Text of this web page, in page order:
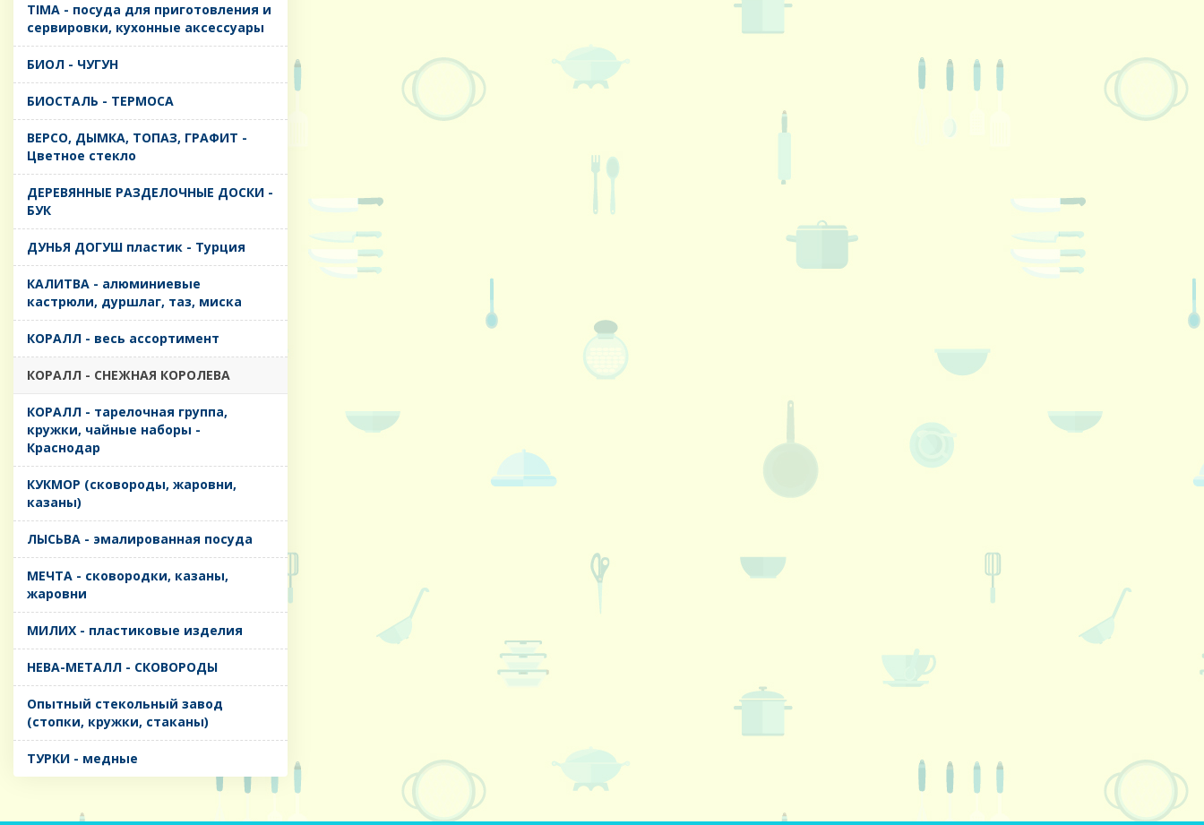
TIMA - посуда для приготовления и
сервировки, кухонные аксессуары
БИОЛ - ЧУГУН
БИОСТАЛЬ - ТЕРМОСА
ВЕРСО, ДЫМКА, ТОПАЗ, ГРАФИТ -
Цветное стекло
ДЕРЕВЯННЫЕ РАЗДЕЛОЧНЫЕ ДОСКИ -
БУК
ДУНЬЯ ДОГУШ пластик - Турция
КАЛИТВА - алюминиевые
кастрюли, дуршлаг, таз, миска
КОРАЛЛ - весь ассортимент
КОРАЛЛ - СНЕЖНАЯ КОРОЛЕВА
КОРАЛЛ - тарелочная группа,
кружки, чайные наборы -
Краснодар
КУКМОР (сковороды, жаровни,
казаны)
ЛЫСЬВА - эмалированная посуда
МЕЧТА - сковородки, казаны,
жаровни
МИЛИХ - пластиковые изделия
НЕВА-МЕТАЛЛ - СКОВОРОДЫ
Опытный стекольный завод
(стопки, кружки, стаканы)
ТУРКИ - медные